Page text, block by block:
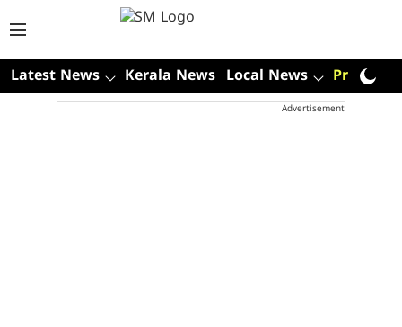
Latest News Kerala News Local News Premium
Advertisement